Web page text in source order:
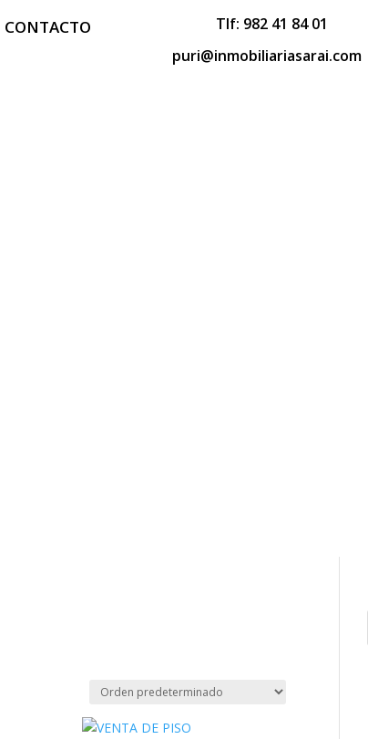
CONTACTO Tlf: 982 41 84 01
puri@inmobiliariasarai.com